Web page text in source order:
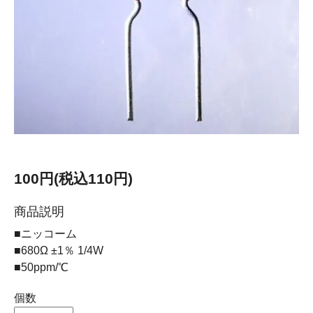
100円(税込110円)
商品説明
■ニッコーム
■680Ω ±1％ 1/4W
■50ppm/℃
個数